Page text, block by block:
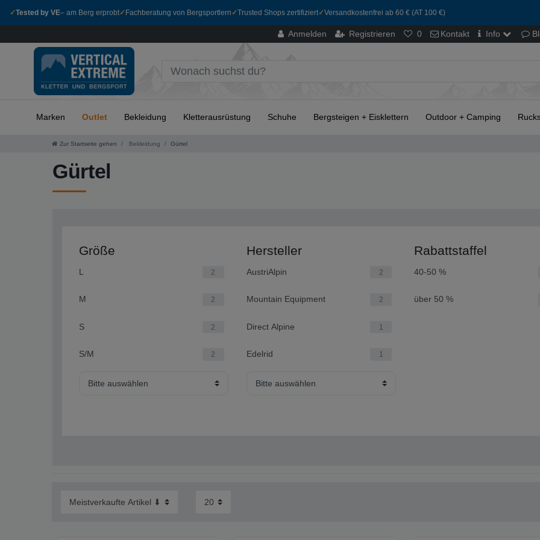
✓Tested by VE– am Berg erprobt✓ Fachberatung von Bergsportlern ✓Trusted Shops zertifiziert✓Versandkostenfrei ab 60 € (AT 100 €)
Anmelden Registrieren 0 Kontakt Info
Marken Outlet Bekleidung Kletterausrüstung Schuhe Bergsteigen + Eisklettern Outdoor + Camping
Zur Startseite gehen Bekleidung Gürtel
Gürtel
Größe
L 2
M 2
S 2
S/M 2
Bitte auswählen
Hersteller
AustriAlpin 2
Mountain Equipment 2
Direct Alpine 1
Edelrid 1
Bitte auswählen
Rabattstaffel
40-50 %
über 50 %